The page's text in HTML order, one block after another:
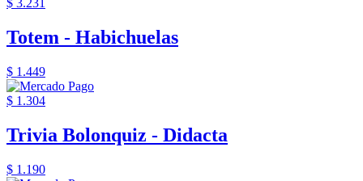
Totem - Habichuelas
$ 1.449
$ 1.304
Trivia Bolonquiz - Didacta
$ 1.190